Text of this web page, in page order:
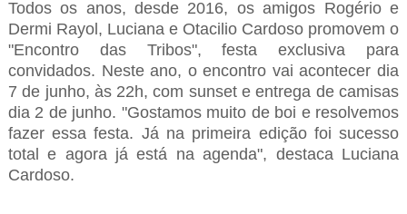
Todos os anos, desde 2016, os amigos Rogério e
Dermi Rayol, Luciana e Otacilio Cardoso promovem o
"Encontro das Tribos", festa exclusiva para
convidados. Neste ano, o encontro vai acontecer dia
7 de junho, às 22h, com sunset e entrega de camisas
dia 2 de junho. "Gostamos muito de boi e resolvemos
fazer essa festa. Já na primeira edição foi sucesso
total e agora já está na agenda", destaca Luciana
Cardoso.